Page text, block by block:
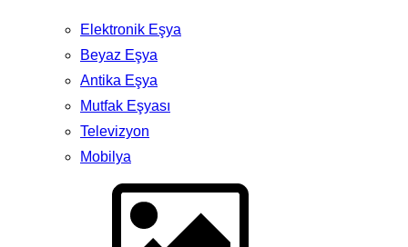
Elektronik Eşya
Beyaz Eşya
Antika Eşya
Mutfak Eşyası
Televizyon
Mobilya